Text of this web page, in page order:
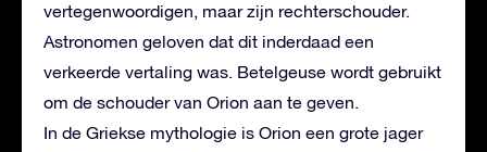
vertegenwoordigen, maar zijn rechterschouder.
Astronomen geloven dat dit inderdaad een
verkeerde vertaling was. Betelgeuse wordt gebruikt
om de schouder van Orion aan te geven.
In de Griekse mythologie is Orion een grote jager